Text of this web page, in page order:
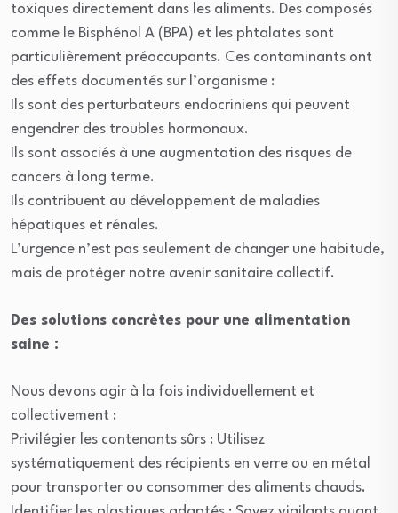
toxiques directement dans les aliments. Des composés
comme le Bisphénol A (BPA) et les phtalates sont
particulièrement préoccupants. Ces contaminants ont
des effets documentés sur l’organisme :
Ils sont des perturbateurs endocriniens qui peuvent
engendrer des troubles hormonaux.
Ils sont associés à une augmentation des risques de
cancers à long terme.
Ils contribuent au développement de maladies
hépatiques et rénales.
L’urgence n’est pas seulement de changer une habitude,
mais de protéger notre avenir sanitaire collectif.
Des solutions concrètes pour une alimentation
saine :
Nous devons agir à la fois individuellement et
collectivement :
Privilégier les contenants sûrs : Utilisez
systématiquement des récipients en verre ou en métal
pour transporter ou consommer des aliments chauds.